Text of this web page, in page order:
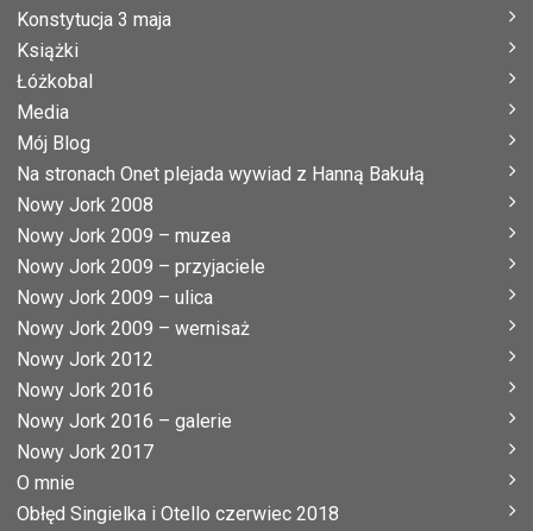
Konstytucja 3 maja
Książki
Łóżkobal
Media
Mój Blog
Na stronach Onet plejada wywiad z Hanną Bakułą
Nowy Jork 2008
Nowy Jork 2009 – muzea
Nowy Jork 2009 – przyjaciele
Nowy Jork 2009 – ulica
Nowy Jork 2009 – wernisaż
Nowy Jork 2012
Nowy Jork 2016
Nowy Jork 2016 – galerie
Nowy Jork 2017
O mnie
Obłęd Singielka i Otello czerwiec 2018